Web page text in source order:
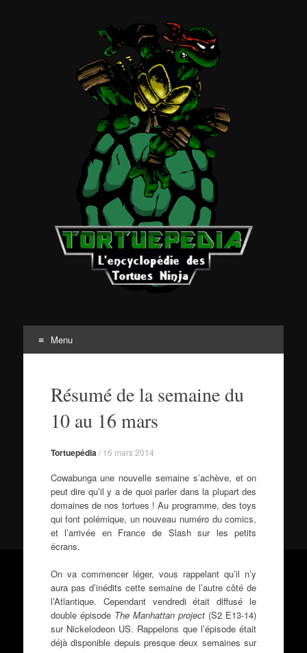
Menu
contenuRésumé de la semaine du
10 au 16 mars
Tortuepédia / 16 mars 2014
Cowabunga une nouvelle semaine s’achève, et on
peut dire qu’il y a de quoi parler dans la plupart des
domaines de nos tortues ! Au programme, des toys
qui font polémique, un nouveau numéro du comics,
et l’arrivée en France de Slash sur les petits
écrans.
On va commencer léger, vous rappelant qu’il n’y
aura pas d’inédits cette semaine de l’autre côté de
l’Atlantique. Cependant vendredi était diffusé le
double épisode The Manhattan project (S2 E13-14)
sur Nickelodeon US. Rappelons que l’épisode était
déjà disponible depuis presque deux semaines sur